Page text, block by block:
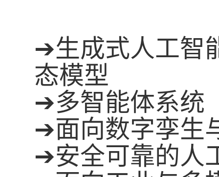
➔生成式人工智
态模型
➔多智能体系统
➔面向数字孪生
➔安全可靠的